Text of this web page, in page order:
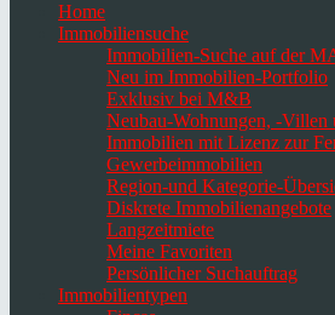
Home
Immobiliensuche
Immobilien-Suche auf der
Neu im Immobilien-Portfolio
Exklusiv bei M&B
Neubau-Wohnungen, -Villen
Immobilien mit Lizenz zur
Gewerbeimmobilien
Region-und Kategorie-
Diskrete Immobilienangebote
Langzeitmiete
Meine Favoriten
Persönlicher Suchauftrag
Immobilientypen